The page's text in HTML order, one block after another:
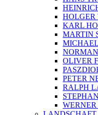
HOLGER
KARL
MARTIN
OLIVER
PETER
RALPH